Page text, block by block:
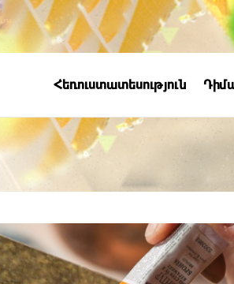
Հեռուստատեսություն